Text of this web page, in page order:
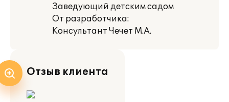
Заведующий детским садом
От разработчика:
Консультант Чечет М.А.
Отзыв клиента